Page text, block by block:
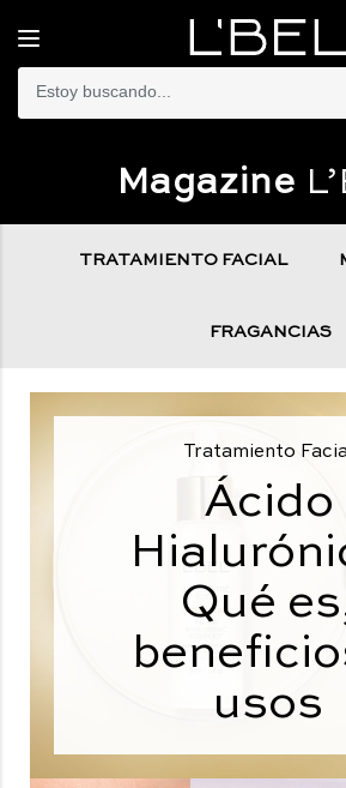
Magazine
TRATAMIENTO FACIAL
FRAGANCIAS
Tratamiento
Ácido
Qué
usos